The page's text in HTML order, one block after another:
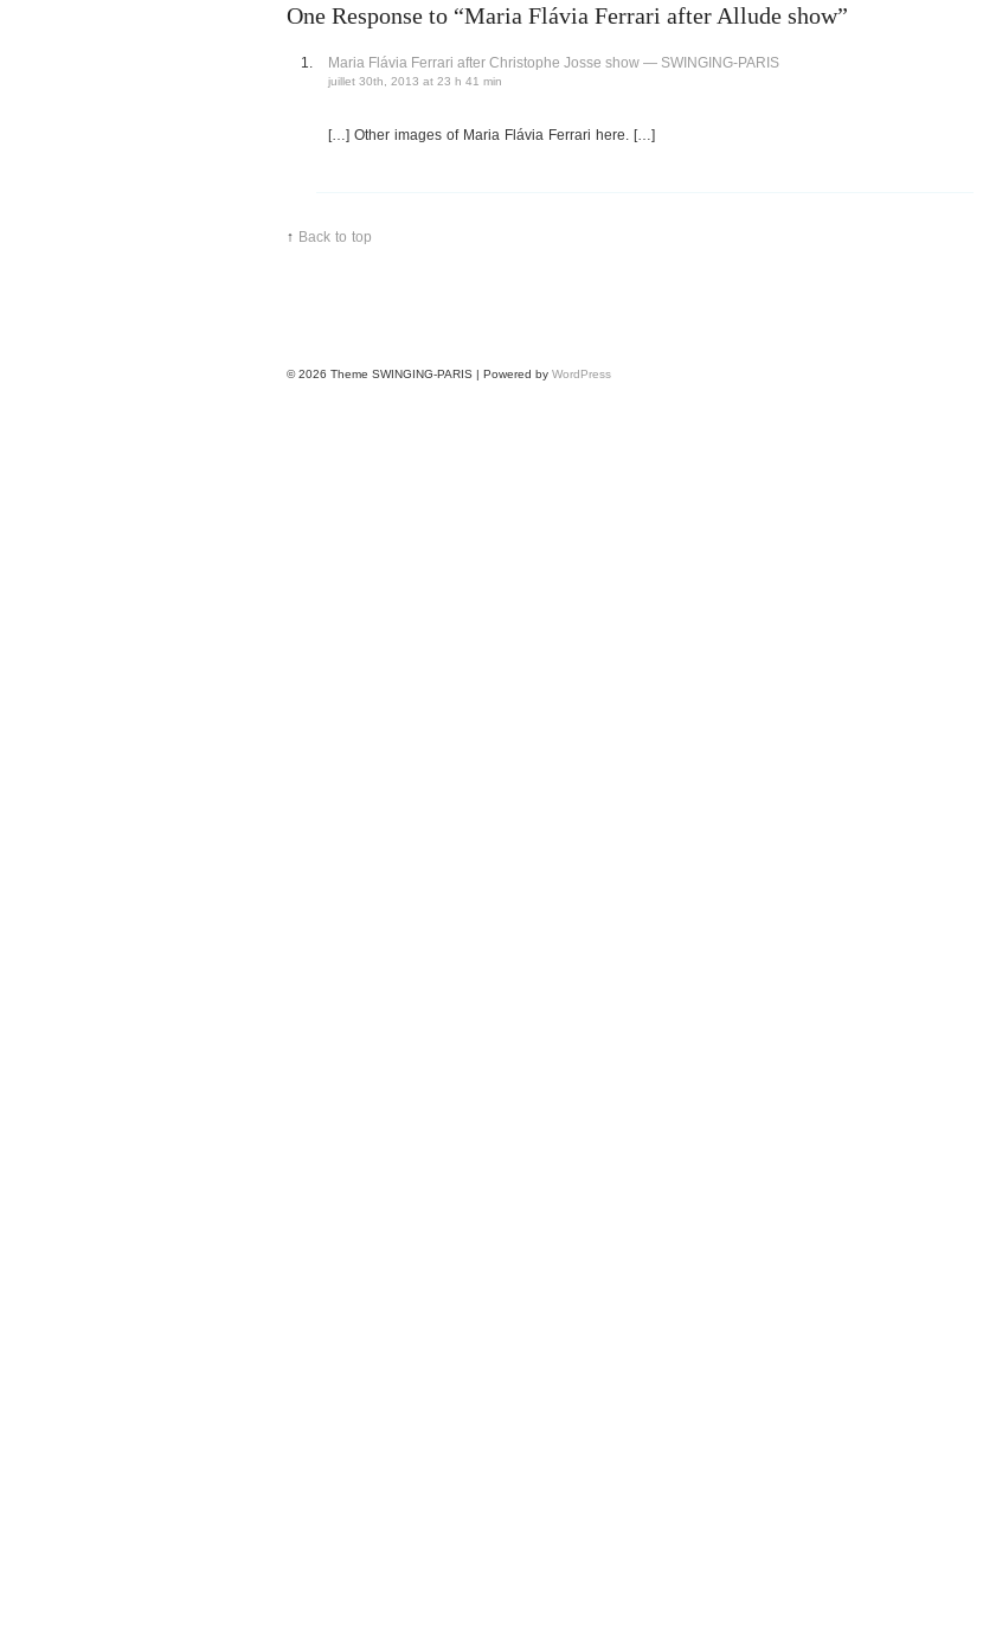
One Response to “Maria Flávia Ferrari after Allude show”
Maria Flávia Ferrari after Christophe Josse show — SWINGING-PARIS
juillet 30th, 2013 at 23 h 41 min
[…] Other images of Maria Flávia Ferrari here. […]
↑ Back to top
© 2026 Theme SWINGING-PARIS | Powered by WordPress